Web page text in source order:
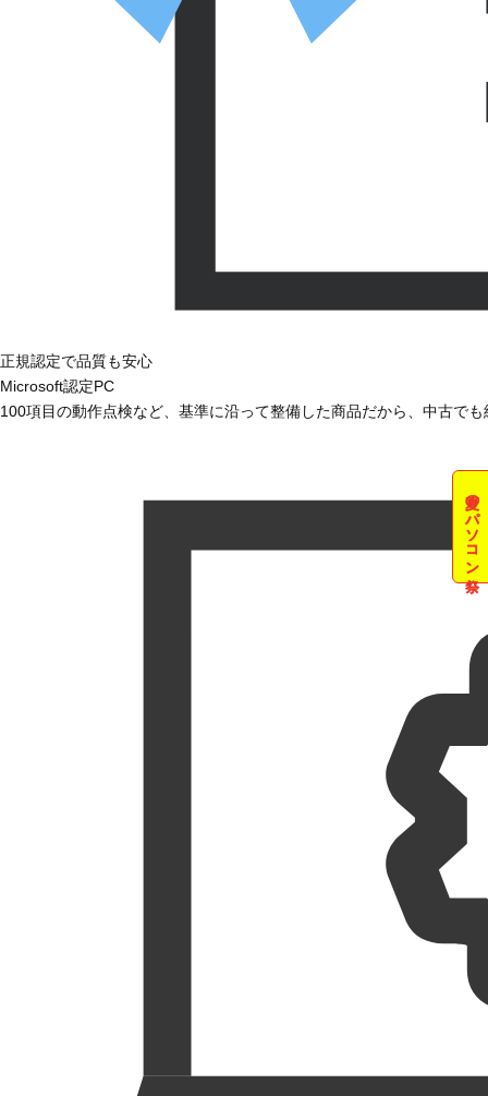
夏のパソコン祭
正規認定で品質も安心
Microsoft認定PC
100項目の動作点検など、基準に沿って整備した商品だから、中古で